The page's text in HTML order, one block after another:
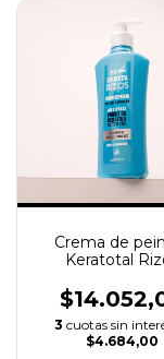
Crema de
Keratotal
3 cuotas sin
$4.684,00